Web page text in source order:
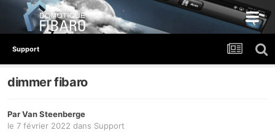
Support
dimmer fibaro
ParVan Steenberge
le 7 février 2022 dans Support